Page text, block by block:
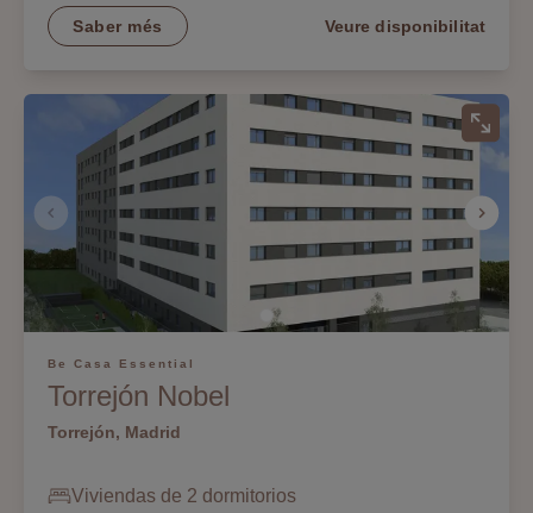
Saber més Veure disponibilitat
Be Casa Essential
Torrejón Nobel
Torrejón, Madrid
Viviendas de 2 dormitorios